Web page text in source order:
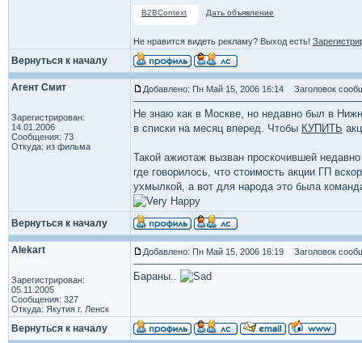
B2BContext Дать объявление
Не нравится видеть рекламу? Выход есть!
Вернуться к началу
Агент Смит
Зарегистрирован:
14.01.2006
Сообщения: 73
Откуда: из фильма
Добавлено: Пн Май 15, 2006 16:14 Заголовок
Не знаю как в Москве, но недавно был в
в списки на месяц вперед. Чтобы КУПИТЬ
Такой ажиотаж вызван проскочившей
где говорилось, что стоимость акции ГП
ухмылкой, а вот для народа это была
Вернуться к началу
Alekart
Зарегистрирован:
05.11.2005
Сообщения: 327
Откуда: Якутия г. Ленск
Добавлено: Пн Май 15, 2006 16:19 Заголовок
Бараны..
Вернуться к началу